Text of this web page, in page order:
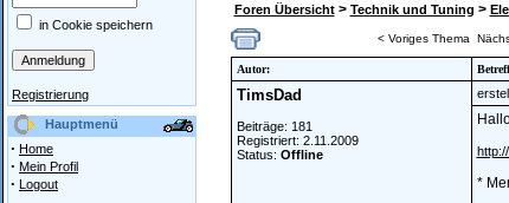
in Cookie speichern
Registrierung
Hauptmenü
· Home
· Mein Profil
· Logout
Foren Übersicht> Technik und Tuning >
< Voriges Thema
Autor:
TimsDad
Beiträge: 181
Registriert: 2.11.2009
Status: Offline
*